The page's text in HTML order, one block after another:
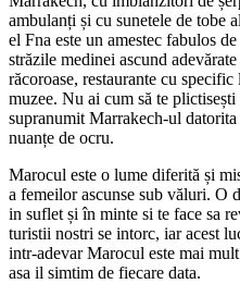
ambulanți și cu sunetele de tobe
el Fna este un amestec fabulos
străzile medinei ascund
răcoroase, restaurante cu
muzee. Nu ai cum să te
supranumit Marrakech-ul
nuanțe de ocru.
Marocul este o lume diferită și
a femeilor ascunse sub văluri. O
in suflet și în minte si te face sa
turistii nostri se intorc, iar acest
intr-adevar Marocul este mai
asa il simtim de fiecare data.